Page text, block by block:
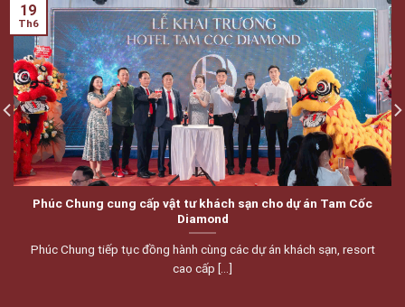
Phúc Chung cung cấp vật tư khách sạn cho dự án Tam Cốc
Diamond
Phúc Chung tiếp tục đồng hành cùng các dự án khách sạn, resort
cao cấp [...]
19
Th6